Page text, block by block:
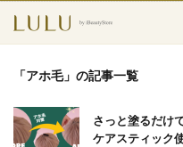
スキンケア
「アホ毛」の記事一覧
さっと塗るだけ
ケアスティック